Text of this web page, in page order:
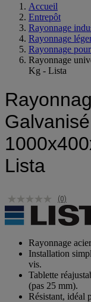
Accueil
Entrepôt
Rayonnage
Rayonnage
Rayonnage
Rayonnage
Kg - Lista
Galvanisé
Lista
(0)
Rayonnage
Installation
vis.
Tablette
(pas 25 mm).
Résistant, idéal